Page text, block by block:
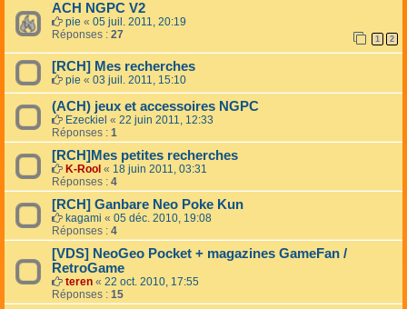
ACH NGPC V2
pie « 05 juil. 2011, 20:19
Réponses : 27 1 2
[RCH] Mes recherches
pie « 03 juil. 2011, 15:10
(ACH) jeux et accessoires NGPC
Ezeckiel « 22 juin 2011, 12:33
Réponses : 1
[RCH]Mes petites recherches
K-Rool « 18 juin 2011, 03:31
Réponses : 4
[RCH] Ganbare Neo Poke Kun
kagami « 05 déc. 2010, 19:08
Réponses : 4
[VDS] NeoGeo Pocket + magazines GameFan /
RetroGame
teren « 22 oct. 2010, 17:55
Réponses : 15